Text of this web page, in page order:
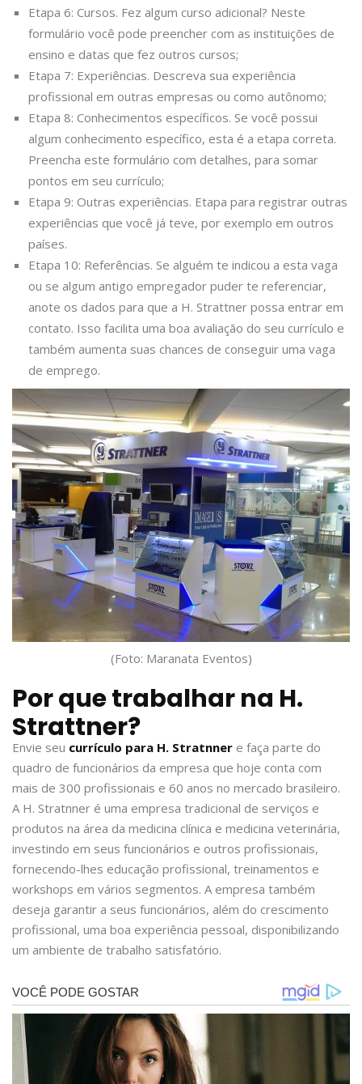
Etapa 6: Cursos. Fez algum curso adicional? Neste
formulário você pode preencher com as instituições de
ensino e datas que fez outros cursos;
Etapa 7: Experiências. Descreva sua experiência
profissional em outras empresas ou como autônomo;
Etapa 8: Conhecimentos específicos. Se você possui
algum conhecimento específico, esta é a etapa correta.
Preencha este formulário com detalhes, para somar
pontos em seu currículo;
Etapa 9: Outras experiências. Etapa para registrar outras
experiências que você já teve, por exemplo em outros
países.
Etapa 10: Referências. Se alguém te indicou a esta vaga
ou se algum antigo empregador puder te referenciar,
anote os dados para que a H. Strattner possa entrar em
contato. Isso facilita uma boa avaliação do seu currículo e
também aumenta suas chances de conseguir uma vaga
de emprego.
(Foto: Maranata Eventos)
Por que trabalhar na H.
Strattner?
Envie seu currículo para H. Stratnner e faça parte do
quadro de funcionários da empresa que hoje conta com
mais de 300 profissionais e 60 anos no mercado brasileiro.
A H. Stratnner é uma empresa tradicional de serviços e
produtos na área da medicina clínica e medicina veterinária,
investindo em seus funcionários e outros profissionais,
fornecendo-lhes educação profissional, treinamentos e
workshops em vários segmentos. A empresa também
deseja garantir a seus funcionários, além do crescimento
profissional, uma boa experiência pessoal, disponibilizando
um ambiente de trabalho satisfatório.